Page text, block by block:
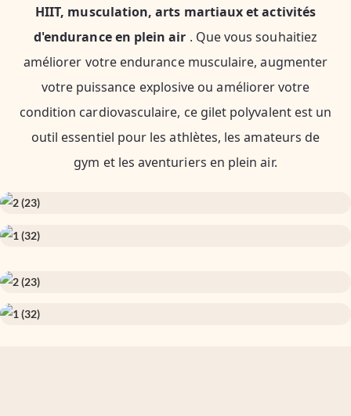
HIIT, musculation, arts martiaux et activités
d'endurance en plein air . Que vous souhaitiez
améliorer votre endurance musculaire, augmenter
votre puissance explosive ou améliorer votre
condition cardiovasculaire, ce gilet polyvalent est un
outil essentiel pour les athlètes, les amateurs de
gym et les aventuriers en plein air.